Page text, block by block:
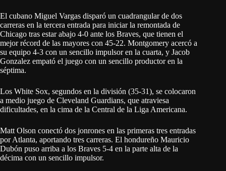
El cubano Miguel Vargas disparó un cuadrangular de dos
carreras en la tercera entrada para iniciar la remontada de
Chicago tras estar abajo 4-0 ante los Braves, que tienen el
mejor récord de las mayores con 45-22. Montgomery acercó a
su equipo 4-3 con un sencillo impulsor en la cuarta, y Jacob
Gonzalez empató el juego con un sencillo productor en la
séptima.
Los White Sox, segundos en la división (35-31), se colocaron
a medio juego de Cleveland Guardians, que atraviesa
dificultades, en la cima de la Central de la Liga Americana.
Matt Olson conectó dos jonrones en las primeras tres entradas
por Atlanta, aportando tres carreras. El hondureño Mauricio
Dubón puso arriba a los Braves 5-4 en la parte alta de la
décima con un sencillo impulsor.